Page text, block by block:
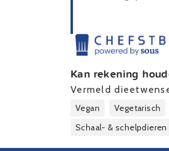
Kan rekening
Vermeld
Vegan Vegetarisch
Schaal- & schelpdieren